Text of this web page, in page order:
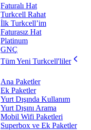
Faturalı Hat
Turkcell Rahat
İlk Turkcell’im
Faturasız Hat
Platinum
GNÇ
Tüm Yeni Turkcell'liler
Ana Paketler
Ek Paketler
Yurt Dışında Kullanım
Yurt Dışını Arama
Mobil Wifi Paketleri
Superbox ve Ek Paketler